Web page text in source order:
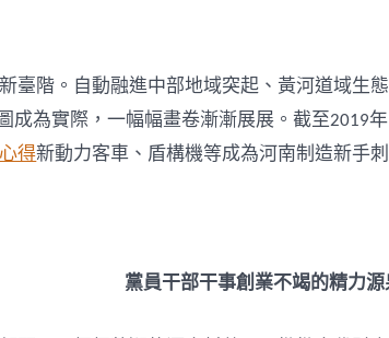
臺階。自動融進中部地域突起、黃河道域生
成為實際，一幅幅畫卷漸漸展展。截至2019
得新動力客車、盾構機等成為河南制造新手
黨員干部干事創業不竭的精力源